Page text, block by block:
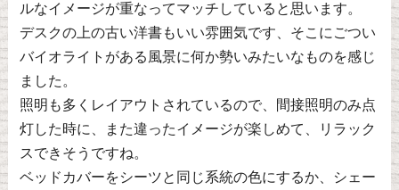
ルなイメージが重なってマッチしていると思います。
デスクの上の古い洋書もいい雰囲気です、そこにごつい
バイオライトがある風景に何か勢いみたいなものを感じ
ました。
照明も多くレイアウトされているので、間接照明のみ点
灯した時に、また違ったイメージが楽しめて、リラック
スできそうですね。
ベッドカバーをシーツと同じ系統の色にするか、シェー